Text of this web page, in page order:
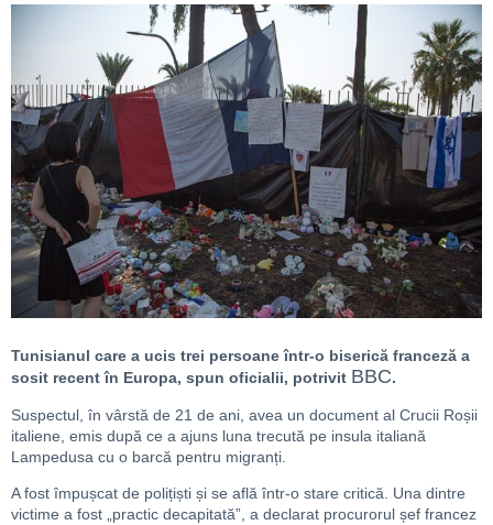
Tunisianul care a ucis trei persoane într-o biserică franceză a
sosit recent în Europa, spun oficialii, potrivit BBC.
Suspectul, în vârstă de 21 de ani, avea un document al Crucii Roșii
italiene, emis după ce a ajuns luna trecută pe insula italiană
Lampedusa cu o barcă pentru migranți.
A fost împușcat de polițiști și se află într-o stare critică. Una dintre
victime a fost „practic decapitată”, a declarat procurorul șef francez